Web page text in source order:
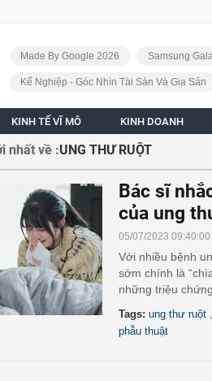
Made By Google 2026
Samsung
Kế Nghiệp - Góc Nhìn Tài Sản Và Gia Sản
KINH TẾ VĨ MÔ KINH DOANH
nhất về :UNG THƯ RUỘT
Bác sĩ
của ung
05/07/2023 09:40:00
Với nhiều bệnh
sớm chính là
những triệu
Tags: ung thư ruột
phẫu thuật